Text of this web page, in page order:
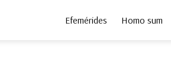
Efemérides Homo sum